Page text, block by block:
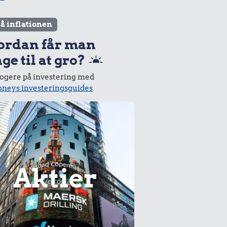
inflationen
får man
til at gro?
på investering med
investeringsguides
Aktier